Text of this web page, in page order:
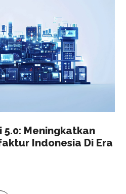
Meningkatkan
Indonesia Di Era